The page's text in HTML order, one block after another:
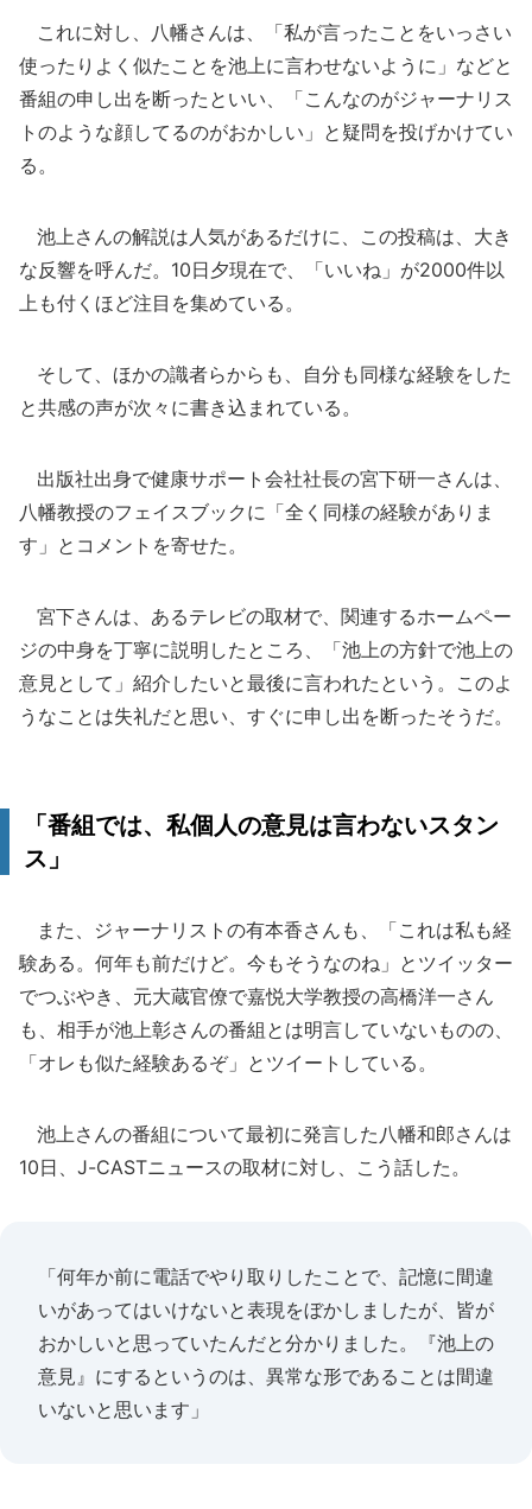
これに対し、八幡さんは、「私が言ったことをいっさい
使ったりよく似たことを池上に言わせないように」などと
番組の申し出を断ったといい、「こんなのがジャーナリス
トのような顔してるのがおかしい」と疑問を投げかけてい
る。
池上さんの解説は人気があるだけに、この投稿は、大き
な反響を呼んだ。10日夕現在で、「いいね」が2000件以
上も付くほど注目を集めている。
そして、ほかの識者らからも、自分も同様な経験をした
と共感の声が次々に書き込まれている。
出版社出身で健康サポート会社社長の宮下研一さんは、
八幡教授のフェイスブックに「全く同様の経験がありま
す」とコメントを寄せた。
宮下さんは、あるテレビの取材で、関連するホームペー
ジの中身を丁寧に説明したところ、「池上の方針で池上の
意見として」紹介したいと最後に言われたという。このよ
うなことは失礼だと思い、すぐに申し出を断ったそうだ。
「番組では、私個人の意見は言わないスタン
ス」
また、ジャーナリストの有本香さんも、「これは私も経
験ある。何年も前だけど。今もそうなのね」とツイッター
でつぶやき、元大蔵官僚で嘉悦大学教授の高橋洋一さん
も、相手が池上彰さんの番組とは明言していないものの、
「オレも似た経験あるぞ」とツイートしている。
池上さんの番組について最初に発言した八幡和郎さんは
10日、J-CASTニュースの取材に対し、こう話した。
「何年か前に電話でやり取りしたことで、記憶に間違
いがあってはいけないと表現をぼかしましたが、皆が
おかしいと思っていたんだと分かりました。『池上の
意見』にするというのは、異常な形であることは間違
いないと思います」